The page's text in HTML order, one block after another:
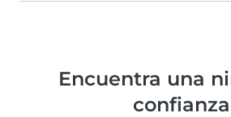
Encuentra una
confianza